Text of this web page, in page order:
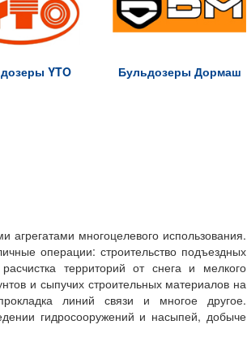
YTO Бульдозеры Дормаш
многоцелевого использования.
операции: строительство подъездных
территорий от снега и мелкого
и сыпучих строительных материалов на
линий связи и многое другое.
гидросооружений и насыпей, добыче